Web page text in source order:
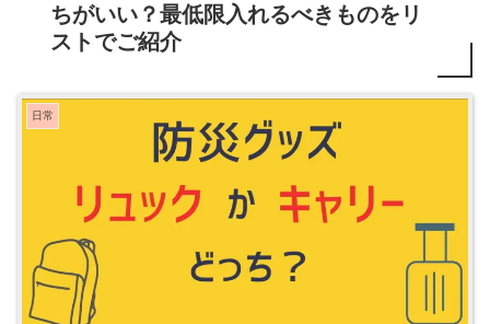
ちがいい？最低限入れるべきものをリ
ストでご紹介
日常